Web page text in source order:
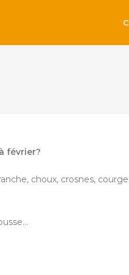
février?
choux, crosnes,